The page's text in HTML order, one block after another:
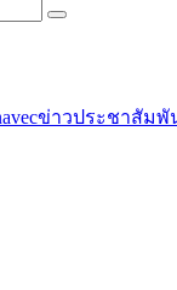
ข่าวประชาสัมพั